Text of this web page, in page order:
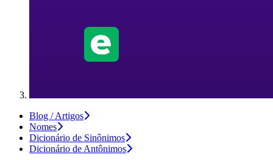
Blog / Artigos
Nomes
Dicionário de Sinônimos
Dicionário de Antônimos